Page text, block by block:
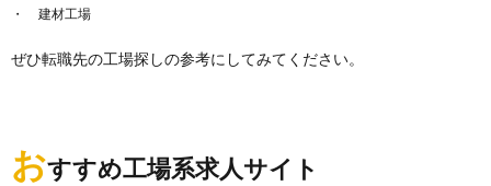
建材工場
ぜひ転職先の工場探しの参考にしてみてください。
おすすめ工場系求人サイト